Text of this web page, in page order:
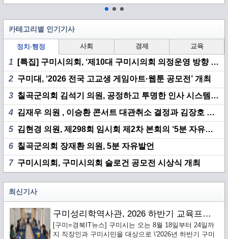
카테고리별 인기기사
정치·행정 사회 경제 교육
1 [특집] 구미시의회, ‘제10대 구미시의회 의정운영 방향 기자 간담회’ 개최
2 구미대, ‘2026 전국 고교생 게임아트·웹툰 공모전’ 개최
3 칠곡군의회 김석기 의원, 공정하고 투명한 인사 시스템 구축 촉구
4 김재우 의원 , 이승환 콘서트 대관취소 결정과 김장호 시장 책임 집중 추궁
5 김현경 의원, 제298회 임시회 제2차 본회의 ‘5분 자유발언’
6 칠곡군의회 장재환 의원, 5분 자유발언
7구미시의회, 구미시의회 슬로건 공모전 시상식 개최
최신기사
구미성리학역사관, 2026 하반기 교육프로그램 수강생 모집
[구미=경북IT뉴스] 구미시는 오는 8월 18일부터 24일까
지 직장인과 구미시민을 대상으로 \'2026년 하반기 구미